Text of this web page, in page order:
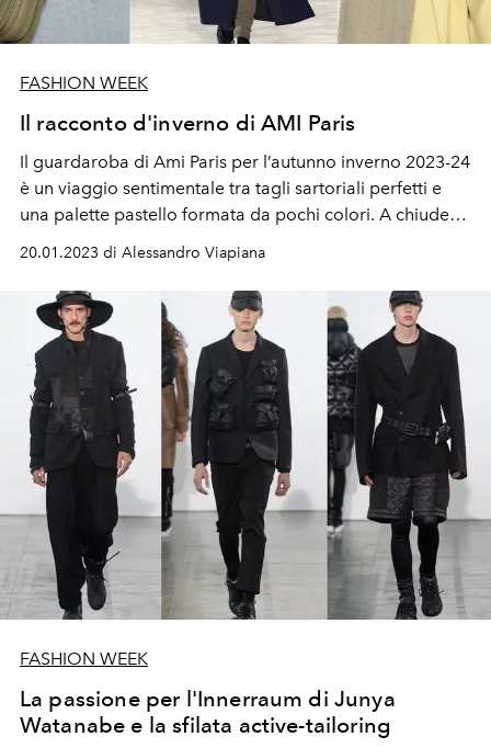
FASHION WEEK
Il racconto d'inverno di AMI Paris
Il guardaroba di Ami Paris per l’autunno inverno 2023-24
è un viaggio sentimentale tra tagli sartoriali perfetti e
una palette pastello formata da pochi colori. A chiudere
Charlotte Rampling
Manu Ríos, Noah Beck, la K-Pop star Hoshi tra i
tantissimi ospiti in front-row.
20.01.2023 di Alessandro Viapiana
FASHION WEEK
La passione per l'Innerraum di Junya
Watanabe e la sfilata active-tailoring